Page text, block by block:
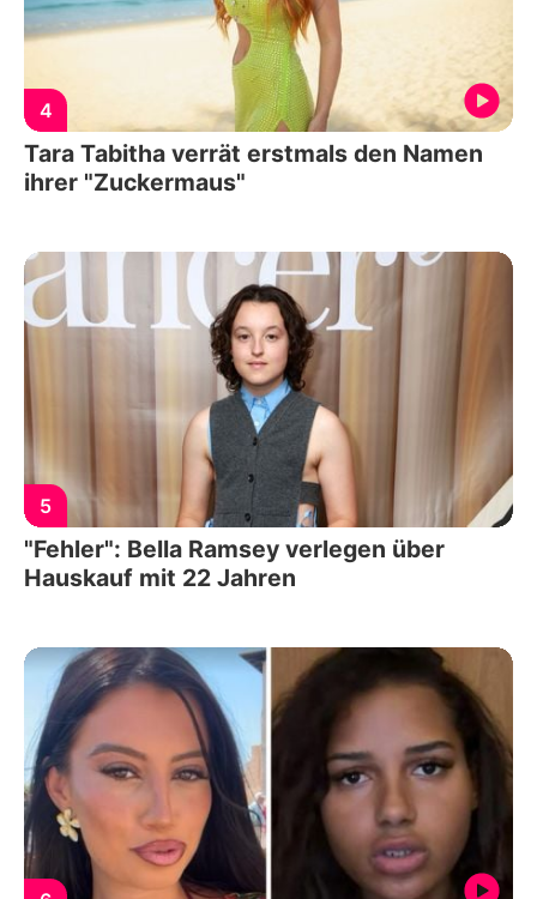
4
Tara Tabitha verrät erstmals den Namen
ihrer "Zuckermaus"
5
"Fehler": Bella Ramsey verlegen über
Hauskauf mit 22 Jahren